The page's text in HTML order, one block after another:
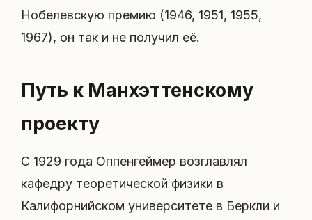
Нобелевскую премию (1946, 1951, 1955,
1967), он так и не получил её.
Путь к Манхэттенскому
проекту
С 1929 года Оппенгеймер возглавлял
кафедру теоретической физики в
Калифорнийском университете в Беркли и